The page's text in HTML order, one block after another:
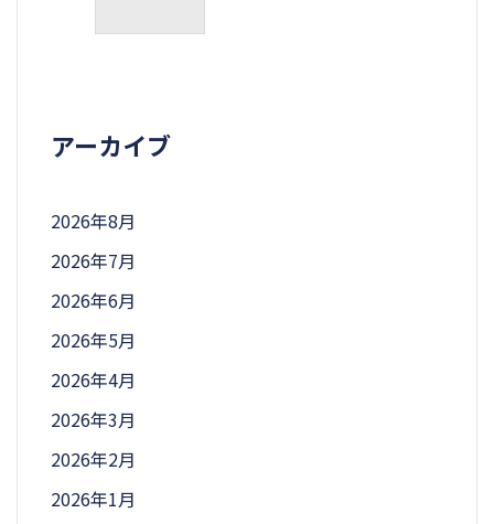
アーカイブ
2026年8月
2026年7月
2026年6月
2026年5月
2026年4月
2026年3月
2026年2月
2026年1月